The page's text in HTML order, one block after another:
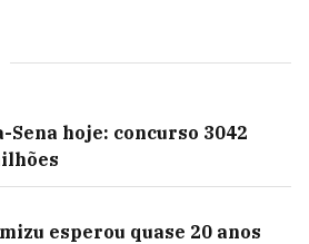
Sena hoje: concurso 3042
esperou quase 20 anos